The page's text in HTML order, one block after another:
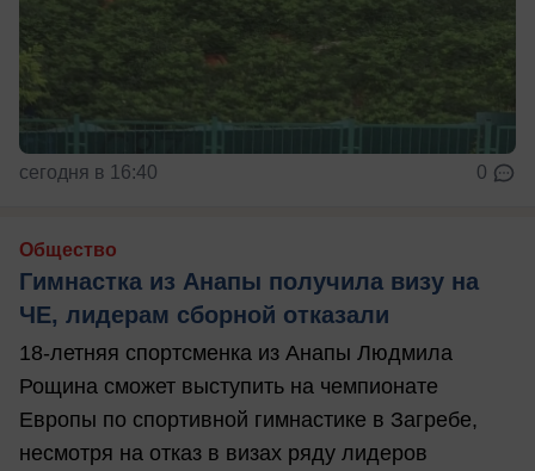
сегодня в 16:40 0
Общество
Гимнастка из Анапы получила визу на
ЧЕ, лидерам сборной отказали
18-летняя спортсменка из Анапы Людмила
Рощина сможет выступить на чемпионате
Европы по спортивной гимнастике в Загребе,
несмотря на отказ в визах ряду лидеров